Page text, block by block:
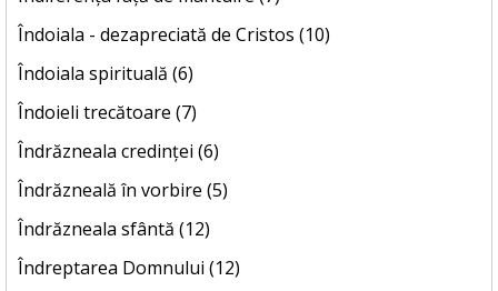
Îndoiala - dezapreciată de Cristos (10)
Îndoiala spirituală (6)
Îndoieli trecătoare (7)
Îndrăzneala credinței (6)
Îndrăzneală în vorbire (5)
Îndrăzneala sfântă (12)
Îndreptarea Domnului (12)